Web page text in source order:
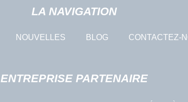
LA NAVIGATION
NOUVELLES BLOG CONTACTEZ-
ENTREPRISE PARTENAIRE